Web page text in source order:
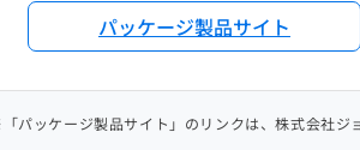
パッケージ製品サイト
パッケージ製品サイト」のリンクは、株式会社ジ